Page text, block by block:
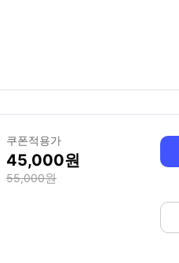
쿠폰적용가
45,000
55,000